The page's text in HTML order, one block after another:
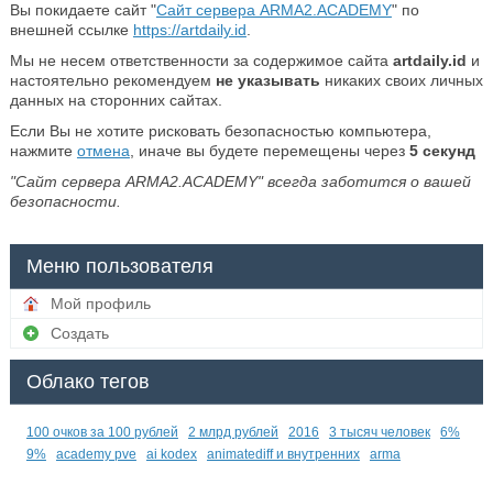
Вы покидаете сайт "Сайт сервера ARMA2.ACADEMY" по
внешней ссылке https://artdaily.id
Мы не несем ответственности за содержимое сайта artdaily.id и
настоятельно рекомендуем не указывать никаких своих личных
данных на сторонних сайтах.
Если Вы не хотите рисковать безопасностью компьютера,
нажмите отмена , иначе вы будете перемещены через 5секунд
"Сайт сервера ARMA2.ACADEMY" всегда заботится о вашей
безопасности.
Меню пользователя
Мой профиль
Создать
Облако тегов
100 очков за 100 рублей 2 млрд рублей 2016 3 тысяч человек
6%
9%
academy pve ai kodex animatediff и внутренних arma